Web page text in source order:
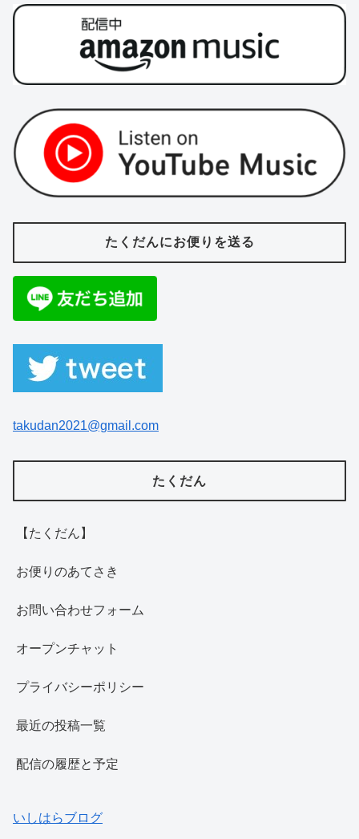
たくだんにお便りを送る
takudan2021@gmail.com
たくだん
【たくだん】
お便りのあてさき
お問い合わせフォーム
オープンチャット
プライバシーポリシー
最近の投稿一覧
配信の履歴と予定
いしはらブログ